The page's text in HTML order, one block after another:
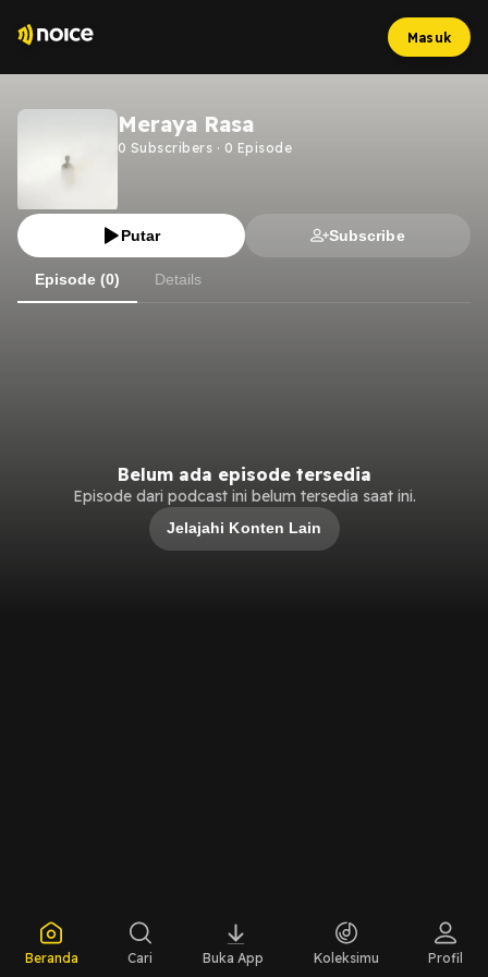
Masuk
Meraya Rasa
0 Subscribers · 0 Episode
Putar Subscribe
Episode (0) Details
Belum ada episode tersedia
Episode dari podcast ini belum tersedia saat ini.
Jelajahi Konten Lain
Beranda Cari Buka App Koleksimu Profil